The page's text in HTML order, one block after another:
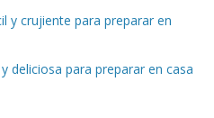
y crujiente para preparar en
deliciosa para preparar en casa